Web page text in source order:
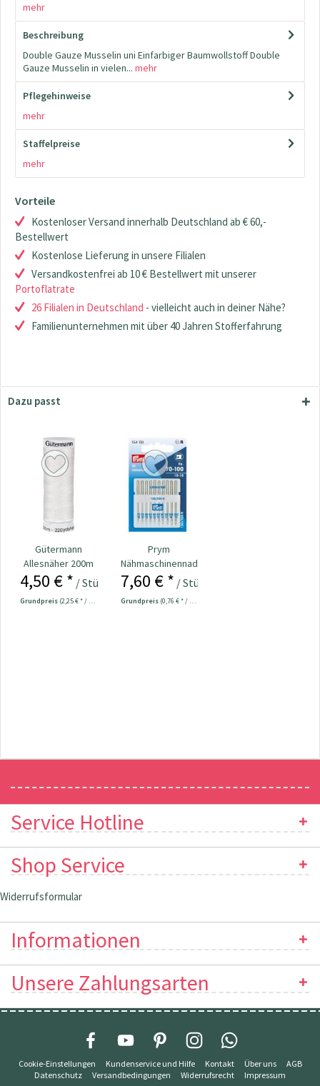
mehr
Beschreibung
Double Gauze Musselin uni Einfarbiger Baumwollstoff Double
Gauze Musselin in vielen... mehr
Pflegehinweise
mehr
Staffelpreise
mehr
Vorteile
Kostenloser Versand innerhalb Deutschland ab € 60,-
Bestellwert
Kostenlose Lieferung in unsere Filialen
Versandkostenfrei ab 10 € Bestellwert mit unserer
Portoflatrate
26 Filialen in Deutschland - vielleicht auch in deiner Nähe?
Familienunternehmen mit über 40 Jahren Stofferfahrung
Dazu passt
Gütermann
Allesnäher 200m
Fb. 008 - hellgrau
4,50 € * / Stück
Grundpreis (2,25 € * / 100 Meter)
Prym
Nähmaschinennadeln
130/705
Universal...
7,60 € * / Stück
Grundpreis (0,76 € * / 1 Stück)
Service Hotline
Shop Service
Widerrufsformular
Informationen
Unsere Zahlungsarten
Cookie-Einstellungen Kundenservice und Hilfe Kontakt Über uns
AGB
Datenschutz
Versandbedingungen Widerrufsrecht Impressum